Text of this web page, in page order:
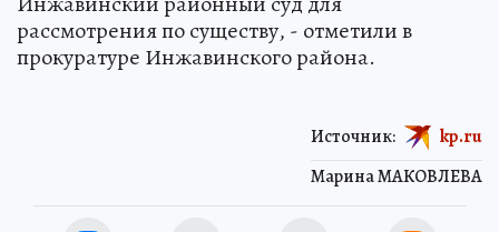
- Прокуратура направила уголовное дело в
Инжавинский районный суд для
рассмотрения по существу, - отметили в
Источник: kp.ru